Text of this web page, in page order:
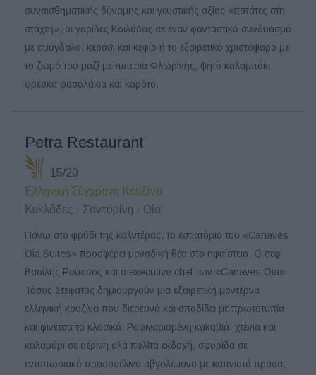
συναισθηματικής δύναμης και γευστικής αξίας «πατάτες στη
στάχτη», οι γαρίδες Κοιλάδας σε έναν φανταστικό συνδυασμό
με αμύγδαλο, κεράσι και κεφίρ ή το εξαιρετικό χριστόψαρο με
το ζωμό του μαζί με πιπεριά Φλωρίνης, ψητό καλαμπόκι,
φρέσκα φασολάκια και καρότο.
Petra Restaurant
15/20
Ελληνική Σύγχρονη Κουζίνα
Κυκλάδες - Σαντορίνη - Οία
Πάνω στο φρύδι της καλντέρας, το εστιατόριο του «Canaves
Oia Suites» προσφέρει μοναδική θέα στο ηφαίστειο. Ο σεφ
Βασίλης Ρούσσος και ο executive chef των «Canaves Oia»
Τάσος Στεφάτος δημιουργούν μια εξαιρετική μοντέρνα
ελληνική κουζίνα που διερευνά και αποδίδει με πρωτοτυπία
και φινέτσα τα κλασικά. Ραφιναρισμένη κακαβιά, χτένια και
καλαμάρι σε αέρινη αλά πολίτα εκδοχή, σφυρίδα σε
εντυπωσιακό πρασοσέλινο αβγολέμονο με καπνιστά πράσα,